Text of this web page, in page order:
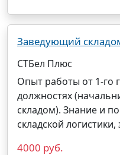
Заведующий
СТБел Плюс
Опыт работы от 1-го
должностях (
складом). Знание и
складской логистики,
4000 руб.